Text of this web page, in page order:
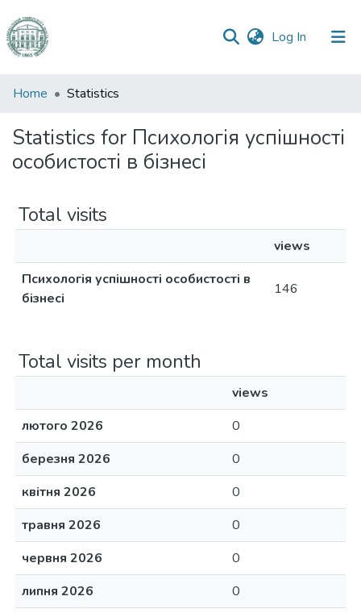
Log In (current)
Communities
Collections
All of DSpace
Home Statistics
Statistics for Психологія успішності
особистості в бізнесі
Total visits
views
Психологія успішності особистості в
бізнесі
146
Total visits per month
views
лютого 2026
0
березня 2026
0
квітня 2026
0
травня 2026
0
червня 2026
0
липня 2026
0